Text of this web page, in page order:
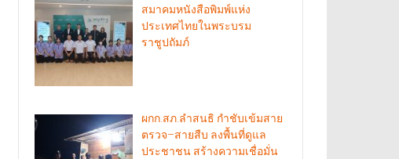
สมาคมหนังสือพิมพ์แห่ง
ประเทศไทยในพระบรม
ราชูปถัมภ์
ผกก.สภ.ลำสนธิ กำชับเข้มสาย
ตรวจ–สายสืบ ลงพื้นที่ดูแล
ประชาชน สร้างความเชื่อมั่น